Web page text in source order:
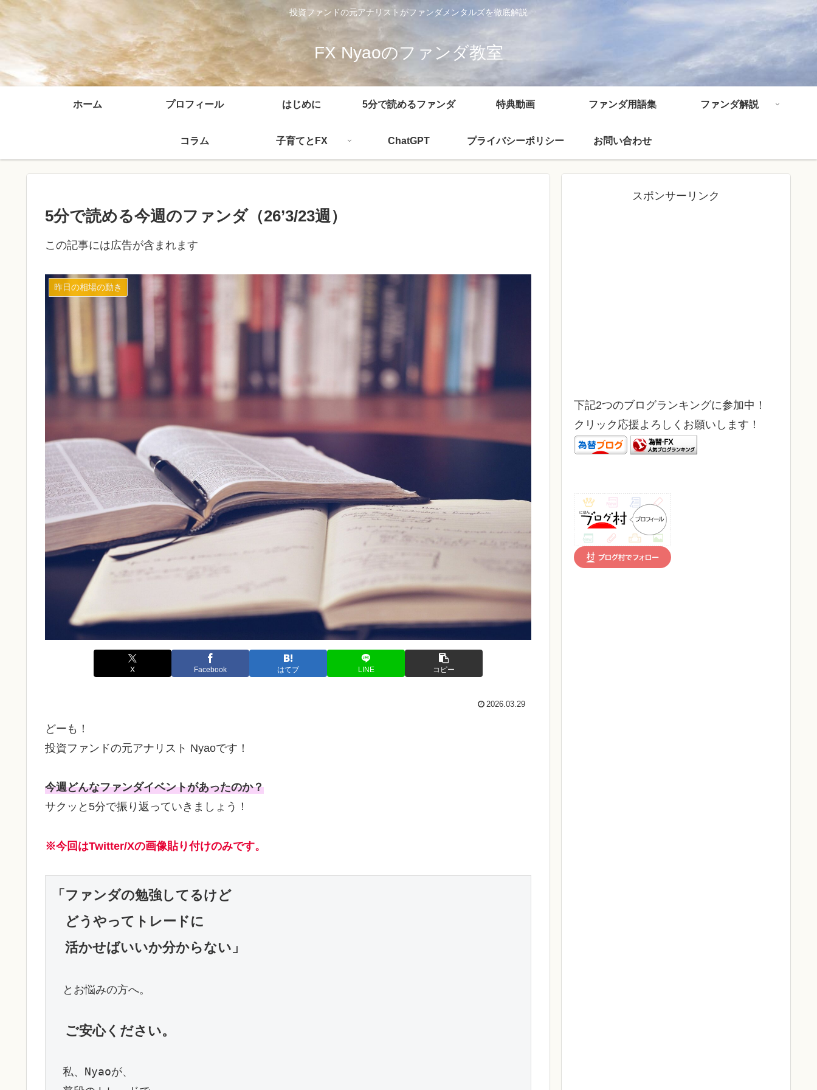
投資ファンドの元アナリストがファンダメンタルズを徹底解説
FX Nyaoのファンダ教室
ホーム プロフィール はじめに 5分で読めるファンダ 特典動画 ファンダ用語集 ファンダ解説
コラム 子育てとFX ChatGPT プライバシーポリシー お問い合わせ
5分で読める今週のファンダ（26’3/23週）
この記事には広告が含まれます
昨日の相場の動き
X Facebook はてブ LINE コピー
2026.03.29
どーも！
投資ファンドの元アナリスト Nyaoです！
今週どんなファンダイベントがあったのか？
サクッと5分で振り返っていきましょう！
※今回はTwitter/Xの画像貼り付けのみです。
「ファンダの勉強してるけど
どうやってトレードに
活かせばいいか分からない」
とお悩みの方へ。
ご安心ください。
私、Nyaoが、
スポンサーリンク
下記2つのブログランキングに参加中！
クリック応援よろしくお願いします！